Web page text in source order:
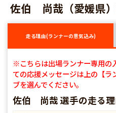
佐伯 尚哉（愛媛県
走る理由(ランナーの意気込み)
※こちらは出場ランナー専用の
ての応援メッセージは上の【
ブを選んでください。
佐伯 尚哉 選手の走る理